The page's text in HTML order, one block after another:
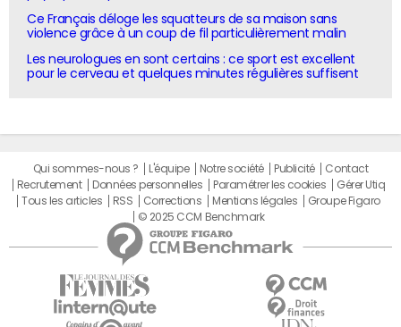
Ce Français déloge les squatteurs de sa maison sans
violence grâce à un coup de fil particulièrement malin
Les neurologues en sont certains : ce sport est excellent
pour le cerveau et quelques minutes régulières suffisent
Qui sommes-nous ? L'équipe Notre société Publicité
Contact
Recrutement
Données personnelles Paramétrer les cookies
Gérer Utiq
Tous les articles
RSS Corrections Mentions légales
Groupe Figaro
© 2025 CCM Benchmark